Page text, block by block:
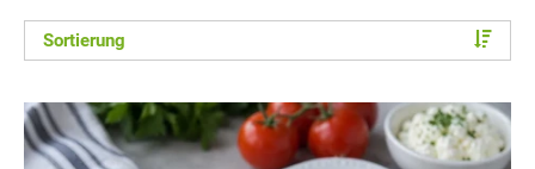
Sortierung